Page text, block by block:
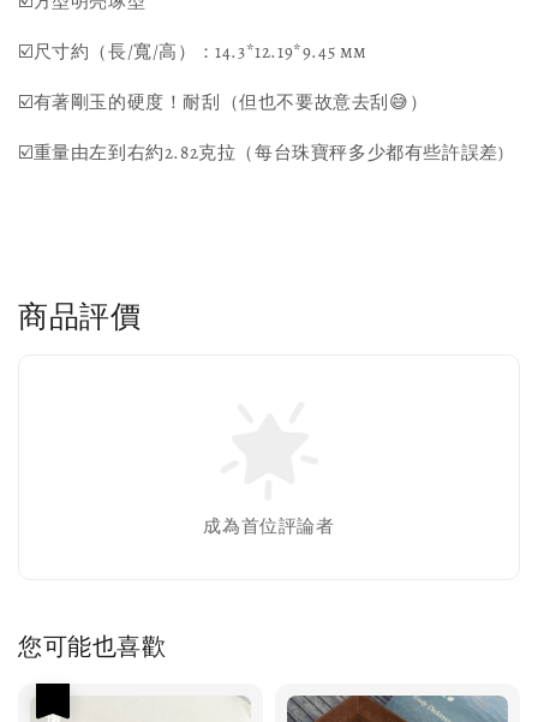
☑️尺寸約（長/寬/高）：14.3*12.19*9.45 mm
☑️有著剛玉的硬度！耐刮（但也不要故意去刮😅）
☑️重量由左到右約2.82克拉（每台珠寶秤多少都有些許誤差)
商品評價
成為首位評論者
您可能也喜歡